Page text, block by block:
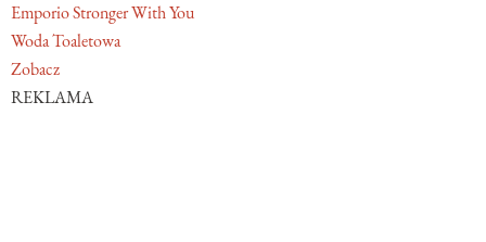
Emporio Stronger With You
Woda Toaletowa
Zobacz
REKLAMA